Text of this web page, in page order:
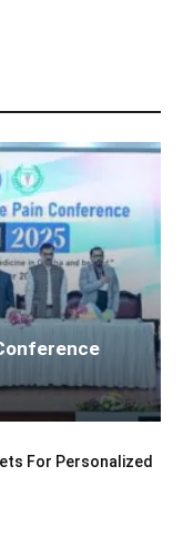
For Personalized